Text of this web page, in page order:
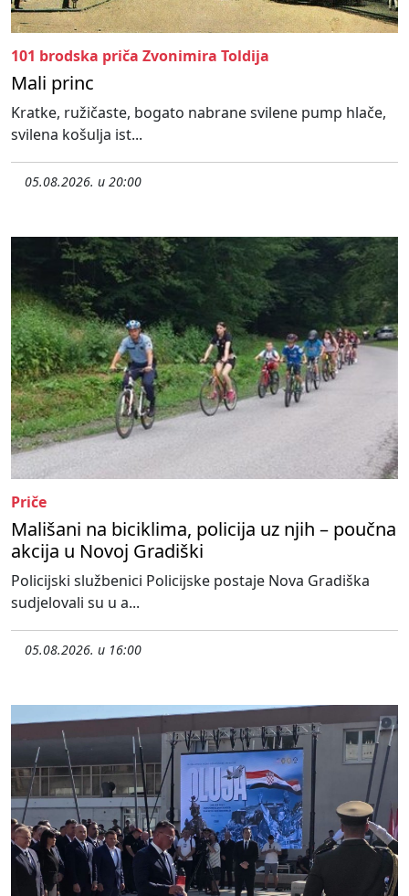
101 brodska priča Zvonimira Toldija
Mali princ
Kratke, ružičaste, bogato nabrane svilene pump hlače,
svilena košulja ist...
05.08.2026. u 20:00
Priče
Mališani na biciklima, policija uz njih – poučna
akcija u Novoj Gradiški
Policijski službenici Policijske postaje Nova Gradiška
sudjelovali su u a...
05.08.2026. u 16:00